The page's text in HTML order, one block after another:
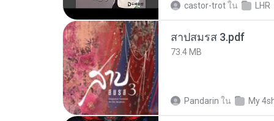
castor-trotใน LHR
สาปสมรส 3.pdf
73.4 MB
Pandarin ใน My